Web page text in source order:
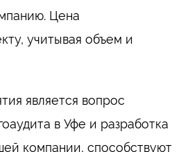
Цена
учитывая объем и
является вопрос
в Уфе и разработка
компании, способствуют